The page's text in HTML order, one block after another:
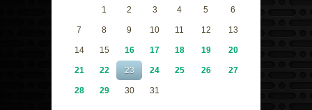
1 2 3 4 5 6
7 8 9 10 11 12 13
14 15 16 17 18 19 20
21 22 23 24 25 26 27
28 29 30 31